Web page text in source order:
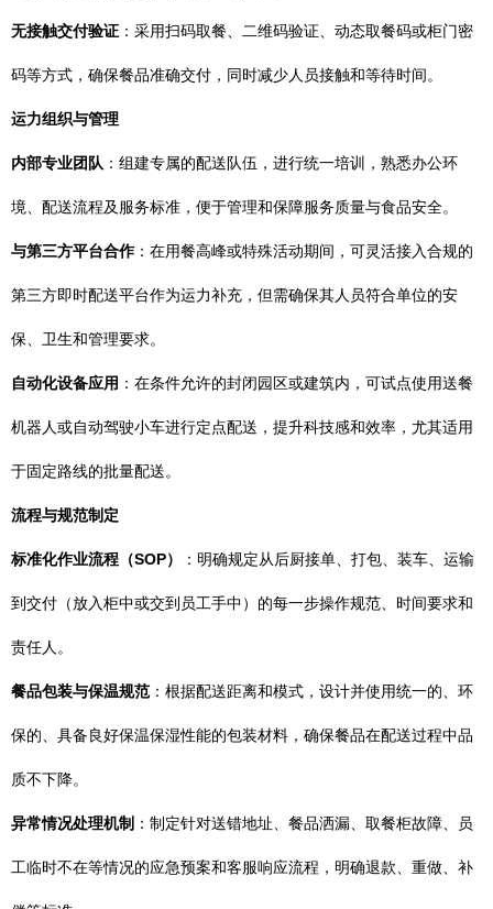
无接触交付验证 ：采用扫码取餐、二维码验证、动态取餐码或柜门密
码等方式，确保餐品准确交付，同时减少人员接触和等待时间。
运力组织与管理
内部专业团队 ：组建专属的配送队伍，进行统一培训，熟悉办公环
境、配送流程及服务标准，便于管理和保障服务质量与食品安全。
与第三方平台合作：在用餐高峰或特殊活动期间，可灵活接入合规的
第三方即时配送平台作为运力补充，但需确保其人员符合单位的安
保、卫生和管理要求。
自动化设备应用 ：在条件允许的封闭园区或建筑内，可试点使用送餐
机器人或自动驾驶小车进行定点配送，提升科技感和效率，尤其适用
于固定路线的批量配送。
流程与规范制定
标准化作业流程（SOP） ：明确规定从后厨接单、打包、装车、运输
到交付（放入柜中或交到员工手中）的每一步操作规范、时间要求和
责任人。
餐品包装与保温规范 ：根据配送距离和模式，设计并使用统一的、环
保的、具备良好保温保湿性能的包装材料，确保餐品在配送过程中品
质不下降。
异常情况处理机制 ：制定针对送错地址、餐品洒漏、取餐柜故障、员
工临时不在等情况的应急预案和客服响应流程，明确退款、重做、补